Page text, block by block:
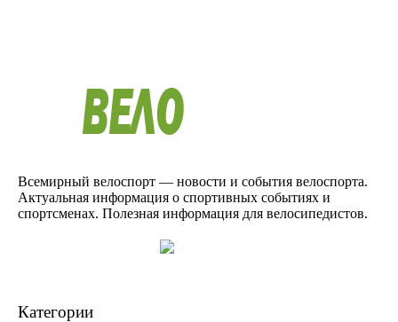
Всемирный велоспорт — новости и события велоспорта.
Актуальная информация о спортивных событиях и
спортсменах. Полезная информация для велосипедистов.
Категории